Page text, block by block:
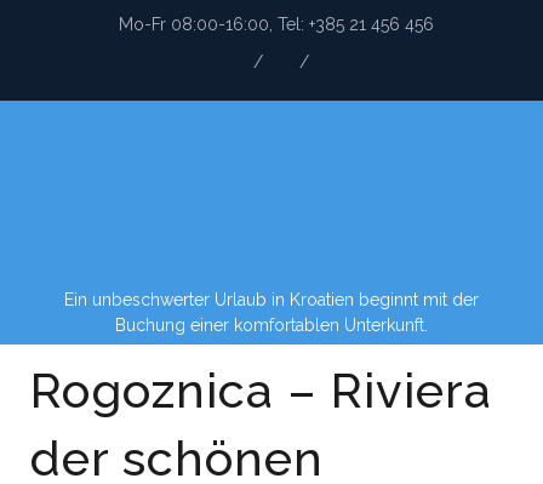
Mo-Fr 08:00-16:00, Tel: +385 21 456 456
Ein unbeschwerter Urlaub in Kroatien beginnt mit der
Buchung einer komfortablen Unterkunft.
Rogoznica – Riviera
der schönen